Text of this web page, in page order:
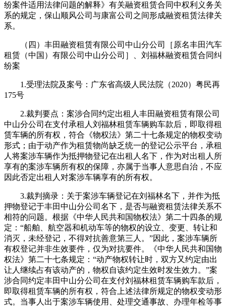
纷案件适用法律问题的解释》有关融资租赁合同中权利义务关
系的规定，保山顺风公司与康富公司之间形成融资租赁法律关
系。
（四）丰田融资租赁有限公司中山分公司［原名丰田汽车
租赁（中国）有限公司中山分公司］、刘福林融资租赁合同纠
纷案
1.受理法院及案号：广东省高级人民法院（2020）粤民再
175号
2.裁判要点：案涉合同约定出租人丰田融资租赁有限公司
中山分公司在支付承租人刘福林租赁车辆购车款后，即取得租
赁车辆的所有权，符合《物权法》第二十七条规定的物权变动
形式；由于动产作为租赁物尚缺乏统一的登记公示平台，承租
人将案涉车辆作为抵押物登记在出租人名下，作为对出租人所
享有的案涉车辆所有权的保障，亦属于当事人意思自治，不应
因此否定出租人对案涉车辆享有的所有权。
3.裁判摘录：关于案涉车辆登记在刘福林名下，并作为抵
押物登记于丰田中山分公司名下，是否与融资租赁法律关系不
相符的问题。根据《中华人民共和国物权法》第二十四条的规
定：“船舶、航空器和机动车等的物权的设立、变更、转让和
消灭，未经登记，不得对抗善意第三人。”因此，案涉车辆所
有权登记并非生效要件，仅为对抗要件。《中华人民共和国物
权法》第二十七条规定：“动产物权转让时，双方又约定由出
让人继续占有该动产的，物权自该约定生效时发生效力。”案
涉合同约定丰田中山分公司在支付刘福林租赁车辆购车款后，
即取得租赁车辆的所有权，符合上述法律所规定的物权变动形
式。当事人出于案涉车辆使用、处理交通事故、办理年检等事